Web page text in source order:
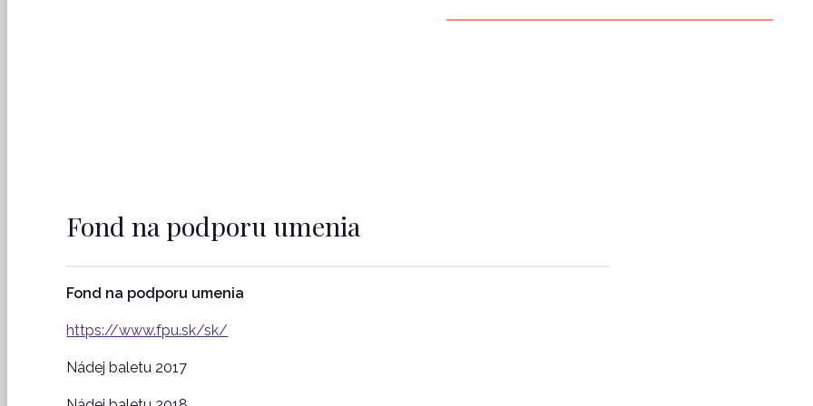
Fond na podporu umenia
Fond na podporu umenia
https://www.fpu.sk/sk/
Nádej baletu 2017